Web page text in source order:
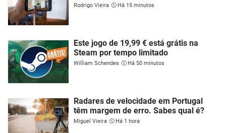
Rodrigo Vieira Há 15 minutos
Este jogo de 19,99 € está grátis na
Steam por tempo limitado
William Schendes Há 50 minutos
Radares de velocidade em Portugal
têm margem de erro. Sabes qual é?
Miguel Vieira Há 1 hora